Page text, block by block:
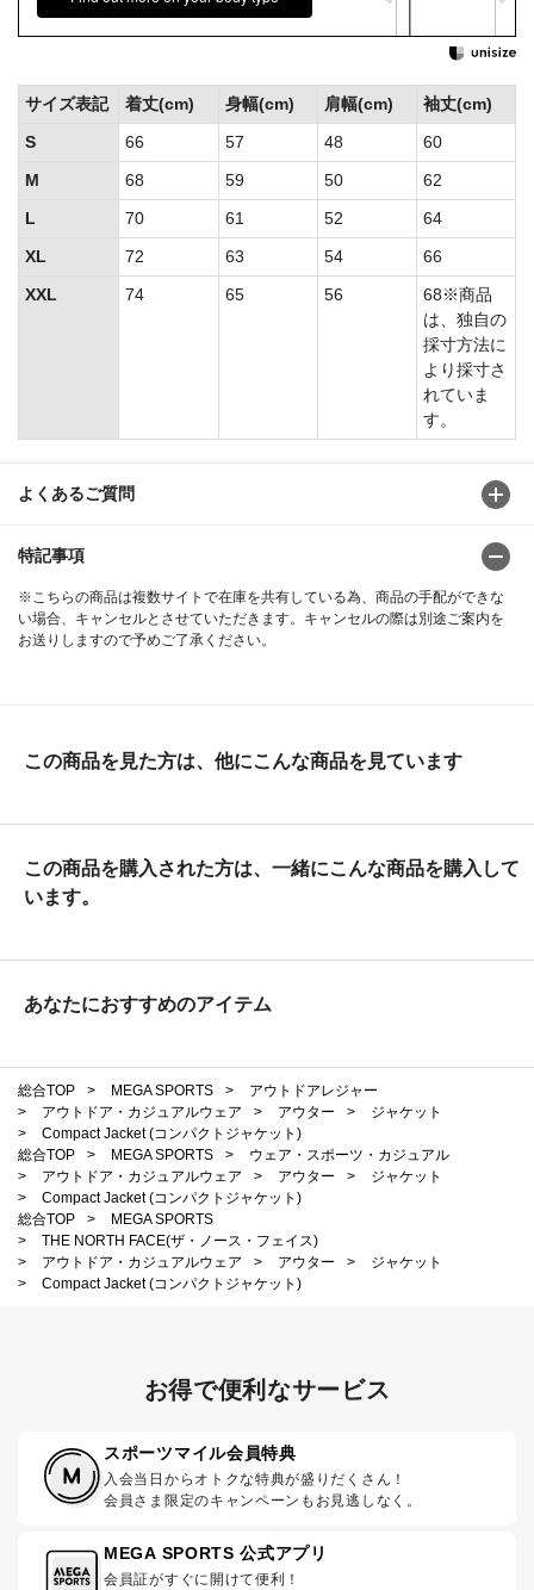
よくあるご質問
特記事項
※こちらの商品は複数サイトで在庫を共有している為、商品の手配ができな
い場合、キャンセルとさせていただきます。キャンセルの際は別途ご案内を
お送りしますので予めご了承ください。
サイズ表記 着丈(cm) 身幅(cm) 肩幅(cm)
袖丈(cm)
S
66 57 48
60
M
68 59 50
62
L
70 61 52
64
XL
72 63 54
66
XXL
74 65 56
68※商品
は、独自の
採寸方法に
より採寸さ
れていま
す。
この商品を見た方は、他にこんな商品を見ています
この商品を購入された方は、一緒にこんな商品を購入して
います。
あなたにおすすめのアイテム
総合TOP > MEGA SPORTS >
アウトドアレジャー
>
アウトドア・カジュアルウェア > アウター >
ジャケット
>
Compact Jacket (コンパクトジャケット)
総合TOP
> MEGA SPORTS >
ウェア・スポーツ・カジュアル
>
アウトドア・カジュアルウェア > アウター >
ジャケット
>
Compact Jacket (コンパクトジャケット)
総合TOP
>
MEGA SPORTS
>
THE NORTH FACE(ザ・ノース・フェイス)
>
アウトドア・カジュアルウェア > アウター >
ジャケット
>
Compact Jacket (コンパクトジャケット)
お得で便利なサービス
スポーツマイル会員特典
入会当日からオトクな特典が盛りだくさん！
会員さま限定のキャンペーンもお見逃しなく。
MEGA SPORTS 公式アプリ
会員証がすぐに開けて便利！